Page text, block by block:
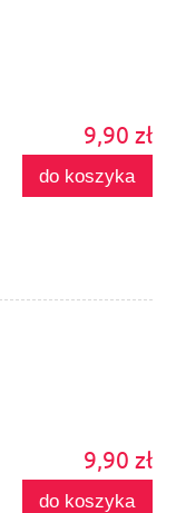
9,90 zł
do koszyka
9,90 zł
do koszyka